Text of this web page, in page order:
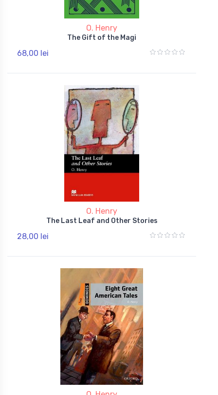
O. Henry
The Gift of the Magi
68,00 lei
O. Henry
The Last Leaf and Other Stories
28,00 lei